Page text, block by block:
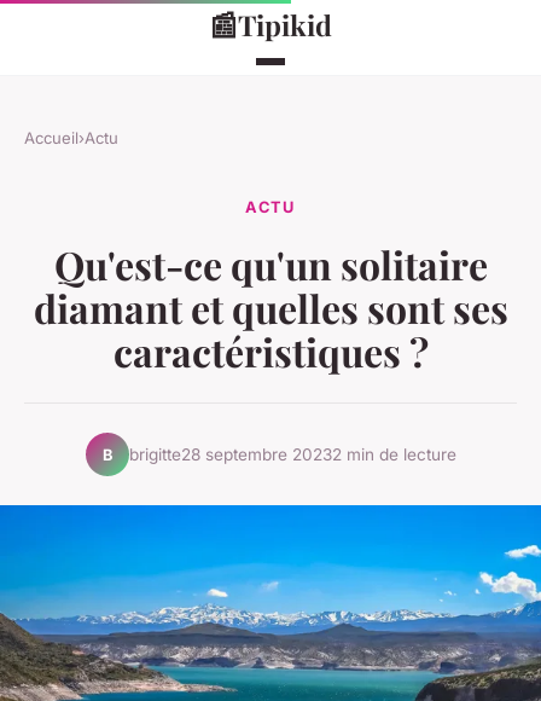
📰Tipikid
Accueil›Actu
ACTU
Qu'est-ce qu'un solitaire
diamant et quelles sont ses
caractéristiques ?
B brigitte28 septembre 20232 min de lecture